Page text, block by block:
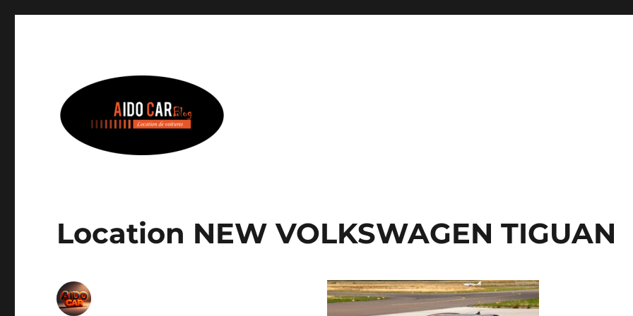
Location NEW VOLKSWAGEN TIGUAN